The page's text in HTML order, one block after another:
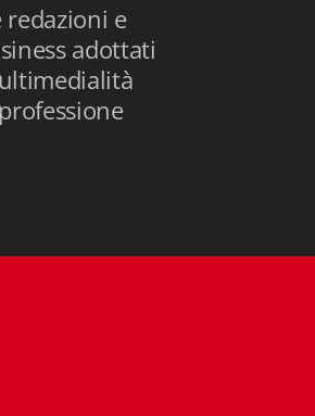
redazioni e
adottati